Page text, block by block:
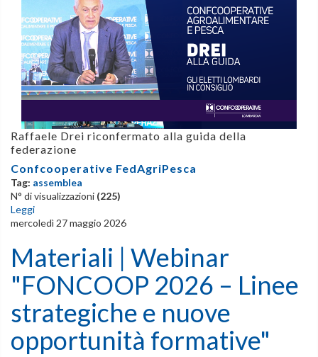
Raffaele Drei riconfermato alla guida della
federazione
Confcooperative FedAgriPesca
Tag: assemblea
N° di visualizzazioni (225)
Leggi
mercoledì 27 maggio 2026
Materiali | Webinar
"FONCOOP 2026 – Linee
strategiche e nuove
opportunità formative"